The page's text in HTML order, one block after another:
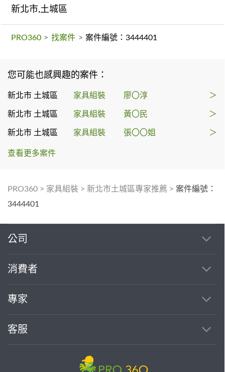
新北市,土城區
PRO360 > 找案件 > 案件編號：3444401
您可能也感興趣的案件：
新北市 土城區 家具組裝 廖〇淳 ＞
新北市 土城區 家具組裝 黃〇民 ＞
新北市 土城區 家具組裝 張〇〇姐 ＞
查看更多案件
PRO360 > 家具組裝 > 新北市土城區專家推薦 > 案件編號：
3444401
公司
消費者
專家
客服